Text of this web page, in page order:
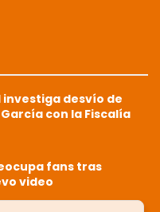
investiga desvío de
con la Fiscalía
fans tras
video